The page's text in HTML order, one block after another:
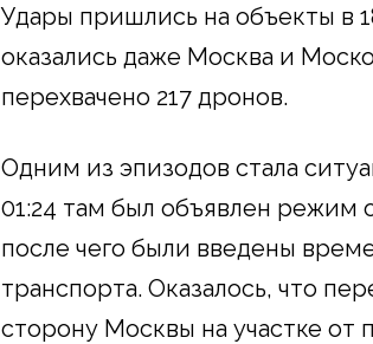
Удары пришлись на объекты в
оказались даже Москва и
перехвачено 217 дронов.
Одним из эпизодов стала
01:24 там был объявлен режим
после чего были введены
транспорта. Оказалось, что
сторону Москвы на участке от